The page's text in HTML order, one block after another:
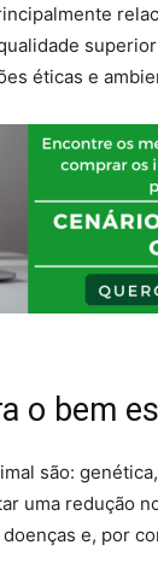
éticas e
o bem
são:
uma redução
e, por